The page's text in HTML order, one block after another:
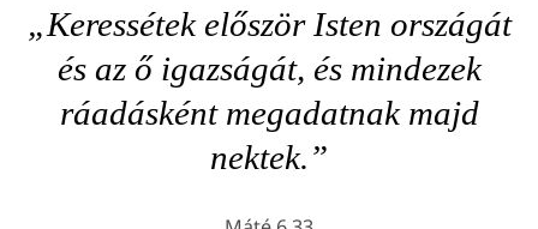
„Keressétek először Isten országát
és az ő igazságát, és mindezek
ráadásként megadatnak majd
nektek.”